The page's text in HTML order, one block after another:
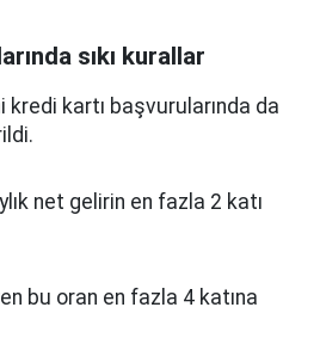
sıkı kurallar
kredi kartı başvurularında da
net gelirin en fazla 2 katı
bu oran en fazla 4 katına